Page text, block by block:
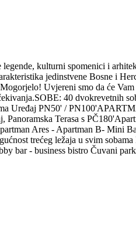
kulturni spomenici i
jedinstvene Bosne i
Uvjereni smo da će
40 dvokrevetnih
Uređaj PN50' /
Terasa s
Ares - Apartman B- Mini
trećeg ležaja u svim
bar - business bistro Čuvani